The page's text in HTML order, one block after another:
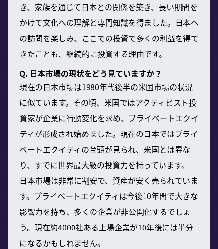
き、家族を通じて日本との関係を築き、長い期間を
かけて文化への理解と専門知識を得ました。日本へ
の訪問を楽しみ、ここでの投資で多くの利益を得て
きたことも、継続的に投資する理由です。
Q. 日本市場の現状をどう見ていますか？
現在の日本市場は1980年代後半の米国市場の状況
に似ています。その頃、米国ではアクティビスト投
資家が企業に行動変化を求め、プライベートエクイ
ティが形成され始めました。現在の日本ではプライ
ベートエクイティの台頭が見られ、米国とは異な
り、すでに世界最大級の投資力を持っています。
日本市場は非常に割安で、資産が安く売られていま
す。プライベートエクイティは今後10年間で大きな
影響力を持ち、多くの企業が非公開化するでしょ
う。現在約4000社ある上場企業が10年後には半分
になるかもしれません。